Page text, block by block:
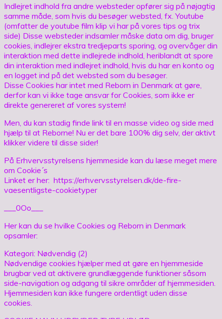
Indlejret indhold fra andre websteder opfører sig på nøjagtig
samme måde, som hvis du besøger websted, fx. Youtube
(omfatter de youtube film klip vi har på vores tips og trix
side) Disse websteder indsamler måske data om dig, bruger
cookies, indlejrer ekstra tredjeparts sporing, og overvåger din
interaktion med dette indlejrede indhold, heriblandt at spore
din interaktion med indlejret indhold, hvis du har en konto og
en logget ind på det websted som du besøger.
Disse Cookies har intet med Reborn in Denmark at gøre,
derfor kan vi ikke tage ansvar for Cookies, som ikke er
direkte genereret af vores system!
Men, du kan stadig finde link til en masse video og side med
hjælp til at Reborne! Nu er det bare 100% dig selv, der aktivt
klikker videre til disse sider!
På Erhvervsstyrelsens hjemmeside kan du læse meget mere
om Cookie´s
Linket er her: https://erhvervsstyrelsen.dk/de-fire-
vaesentligste-cookietyper
___0Oo___
Her kan du se hvilke Cookies og Reborn in Denmark
opsamler:
Kategori: Nødvendig (2)
Nødvendige cookies hjælper med at gøre en hjemmeside
brugbar ved at aktivere grundlæggende funktioner såsom
side-navigation og adgang til sikre områder af hjemmesiden.
Hjemmesiden kan ikke fungere ordentligt uden disse
cookies.